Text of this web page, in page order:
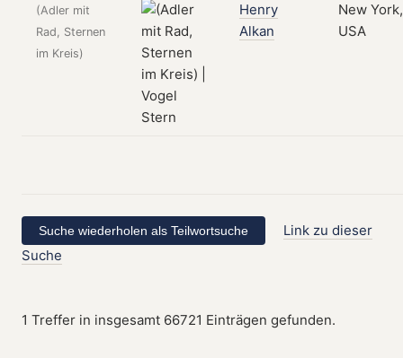
(Adler mit
Rad, Sternen
im Kreis)
Henry
Alkan
New York,
USA
Link zu dieser
Suche
1 Treffer in insgesamt 66721 Einträgen gefunden.